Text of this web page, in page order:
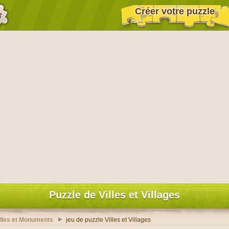
Créer votre puzzle
Puzzle de Villes et Villages
et Monuments jeu de puzzle Villes et Villages